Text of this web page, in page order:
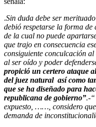
.Sin duda debe ser
debió respetarse la forma
de la cual no puede
que trajo en consecuencia
consiguiente conculcación
al ser oído y poder
propició un certero ataque
del juez natural así como
que se ha diseñado para
republicana de gobierno”.-“
expuesto, ……, considero
demanda de